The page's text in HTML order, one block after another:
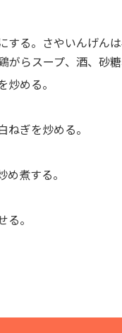
する。さやいんげん
らスープ、酒、砂
める。
ぎを炒める。
煮する。
。